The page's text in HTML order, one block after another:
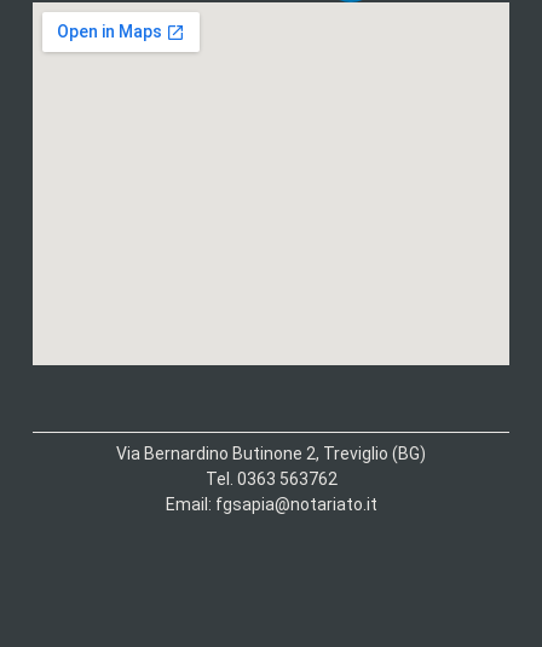
Via Bernardino Butinone 2, Treviglio (BG)
Tel. 0363 563762
Email: fgsapia@notariato.it